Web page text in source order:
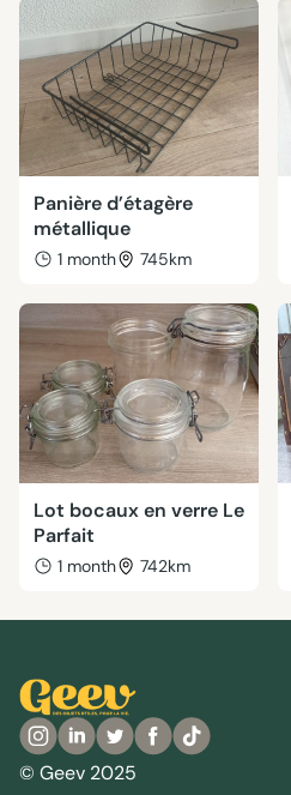
Panière d’étagère
métallique
1 month 745km
Lot bocaux en verre Le
Parfait
1 month 742km
© Geev 2025